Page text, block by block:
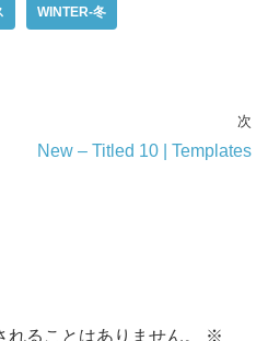
WINTER-冬
次
New – Titled 10 | Templates
ることはありません。
※